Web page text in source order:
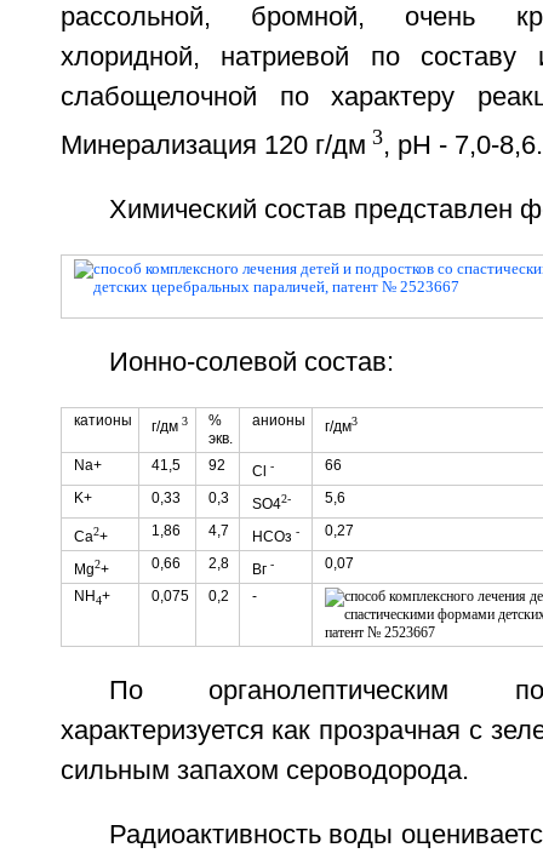
рассольной, бромной, очень
хлоридной, натриевой по составу
слабощелочной по характеру
Минерализация 120 г/дм 3, pH - 7,0-8,6.
Химический состав представлен
Ионно-солевой состав:
катионы г/дм3
%
экв.
анионы г/дм3
Na+ 41,5 92 Cl -
66
K+
0,33 0,3 SO42- 5,6
Ca2+ 1,86 4,7 HCOз - 0,27
Mg2+ 0,66 2,8 Вг-
0,07
NH4+ 0,075 0,2 -
По органолептическим
характеризуется как прозрачная с
сильным запахом сероводорода.
Радиоактивность воды